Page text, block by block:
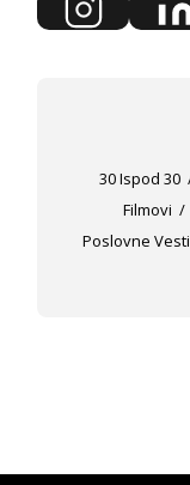
30 Ispod 30
Filmovi
Poslovne Vesti